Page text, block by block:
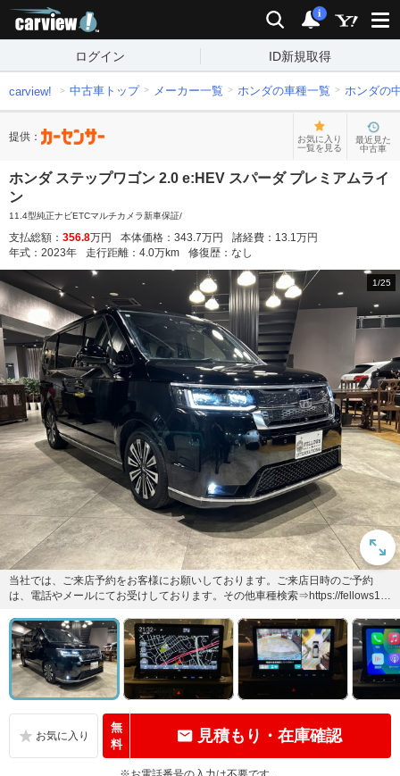
検索 通知
i
ログイン ID新規取得
carview! 中古車トップ メーカー一覧 ホンダの車種一覧 ホンダの
提供：
お気に入り
一覧を見る
最近見た
中古車
ホンダ ステップワゴン 2.0 e:HEV スパーダ プレミアムライ
ン
11.4型純正ナビETCマルチカメラ新車保証/
支払総額： 356.8万円 本体価格： 343.7万円 諸経費： 13.1万円
年式： 2023年 走行距離： 4.0万km 修復歴： なし
1/25
当社では、ご来店予約をお客様にお願いしております。ご来店日時のご予約
は、電話やメールにてお受けしております。その他車種検索⇒https://fellows1.j
無
料
見積もり・在庫確認